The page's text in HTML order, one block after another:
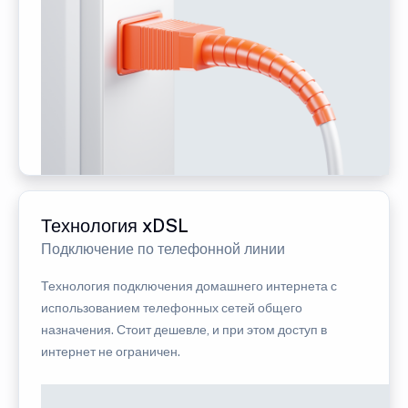
Технология xDSL
Подключение по телефонной линии
Технология подключения домашнего интернета с
использованием телефонных сетей общего
назначения. Стоит дешевле, и при этом доступ в
интернет не ограничен.